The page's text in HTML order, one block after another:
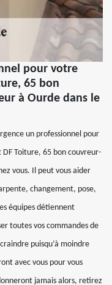
pour votre
65 bon
à Ourde dans le
un professionnel pour
Toiture, 65 bon couvreur-
vous. Il peut vous aider
changement, pose,
équipes détiennent
toutes vos commandes de
puisqu’à moindre
avec vous pour vous
jamais alors, retirez